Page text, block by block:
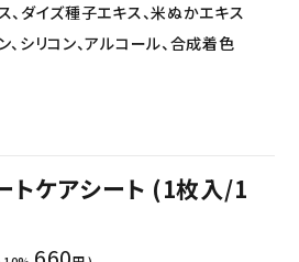
、ダイズ種子エキス、米ぬかエキス
シリコン、アルコール、合成着色
トケアシート (1枚入/1